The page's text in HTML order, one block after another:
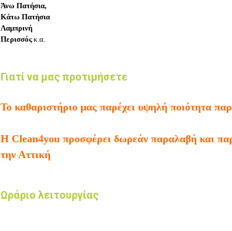
Άνω Πατήσια,
Κάτω Πατήσια
Λαμπρινή
Περισσόςκ.α.
Γιατί να μας προτιμήσετε
Το καθαριστήριο μας παρέχει υψηλή ποιότητα
Η Clean4you προσφέρει δωρεάν παραλαβή και
την Αττική
Ωράριο λειτουργίας